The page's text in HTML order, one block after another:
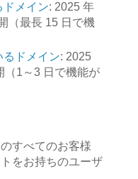
ドメイン: 2025 年
（最長 15 日で機
ドメイン: 2025
（1～3 日で機能が
すべてのお客様
をお持ちのユーザ